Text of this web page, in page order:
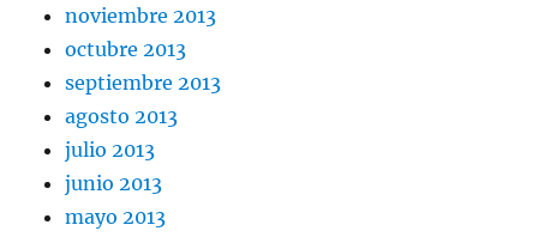
noviembre 2013
octubre 2013
septiembre 2013
agosto 2013
julio 2013
junio 2013
mayo 2013